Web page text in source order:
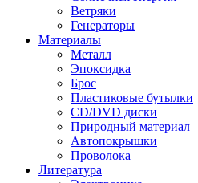
Ветряки
Генераторы
Материалы
Металл
Эпоксидка
Брос
Пластиковые бутылки
CD/DVD диски
Природный материал
Автопокрышки
Проволока
Литература